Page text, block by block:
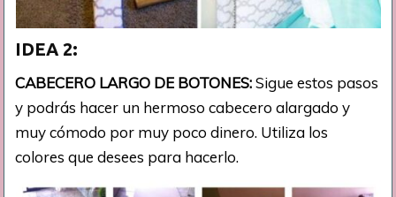
IDEA 2:
CABECERO LARGO DE BOTONES:Sigue estos pasos
y podrás hacer un hermoso cabecero alargado y
muy cómodo por muy poco dinero. Utiliza los
colores que desees para hacerlo.